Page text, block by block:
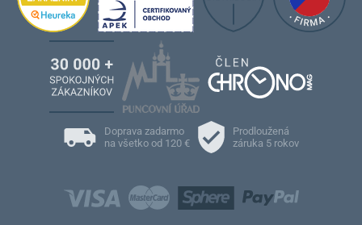
Doprava zadarmo
na všetko od 120 €
Prodloužená
záruka 5 rokov